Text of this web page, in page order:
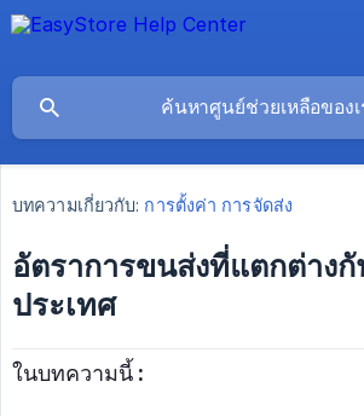
บทความเกี่ยวกับ: การตั้งค่า การจัดส่ง
อัตราการขนส่งที่แตกต่าง
ประเทศ
ในบทความนี้ :